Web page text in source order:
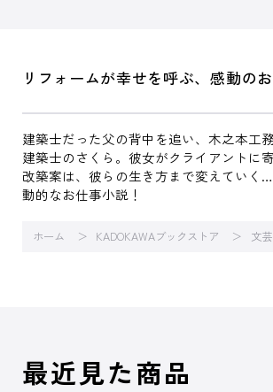
リフォームが幸せを呼ぶ、感動の
建築士だった父の背中を追い、木之本工
建築士のさくら。彼女がクライアントに
改築案は、彼らの生き方まで変えていく
動的なお仕事小説！
ホーム KADOKAWAブックストア 文芸
最近見た商品